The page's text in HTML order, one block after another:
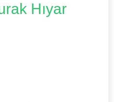
Hıyar